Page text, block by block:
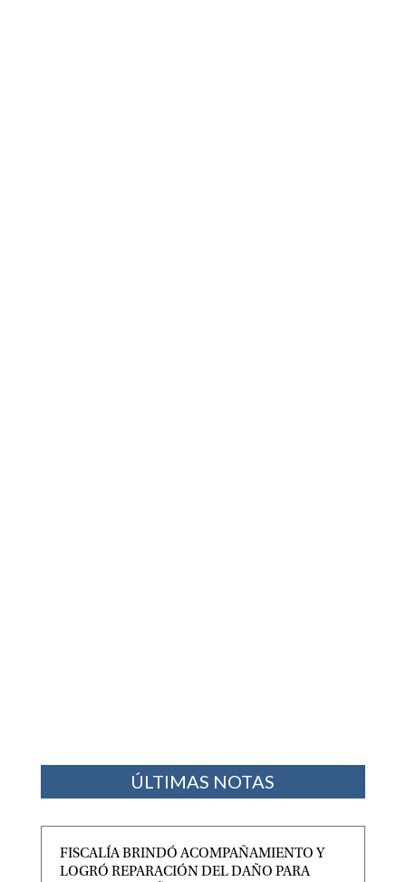
ÚLTIMAS NOTAS
FISCALÍA BRINDÓ ACOMPAÑAMIENTO Y
LOGRÓ REPARACIÓN DEL DAÑO PARA